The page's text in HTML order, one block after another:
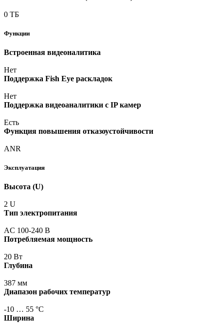
0 ТБ
Функции
Встроенная видеоналитика
Нет
Поддержка Fish Eye раскладок
Нет
Поддержка видеоаналитики с IP камер
Есть
Функция повышения отказоустойчивости
ANR
Эксплуатация
Высота (U)
2 U
Тип электропитания
AC 100-240 В
Потребляемая мощность
20 Вт
Глубина
387 мм
Диапазон рабочих температур
-10 … 55 °С
Ширина